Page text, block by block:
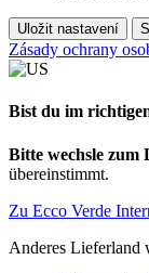
Uložit nastavení
Zásady ochrany
Bist du im
Bitte wechsle zum
übereinstimmt.
Zu Ecco Verde
Anderes Lieferland